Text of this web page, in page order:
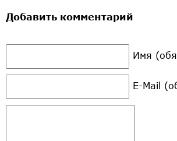
Добавить комментарий
Имя
E-Mail